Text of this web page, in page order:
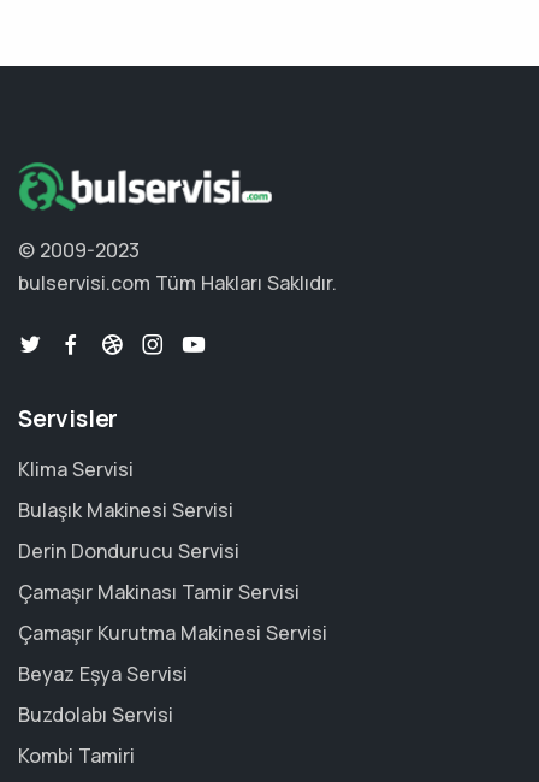
© 2009-2023
bulservisi.com Tüm Hakları Saklıdır.
Servisler
Klima Servisi
Bulaşık Makinesi Servisi
Derin Dondurucu Servisi
Çamaşır Makinası Tamir Servisi
Çamaşır Kurutma Makinesi Servisi
Beyaz Eşya Servisi
Buzdolabı Servisi
Kombi Tamiri